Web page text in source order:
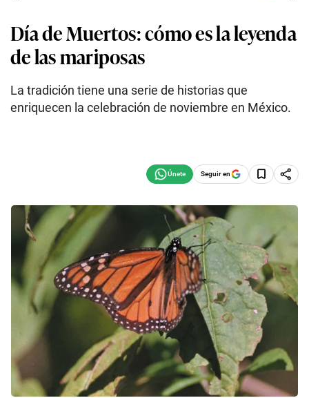
Día de Muertos: cómo es la leyenda
de las mariposas
La tradición tiene una serie de historias que
enriquecen la celebración de noviembre en México.
Seguir en